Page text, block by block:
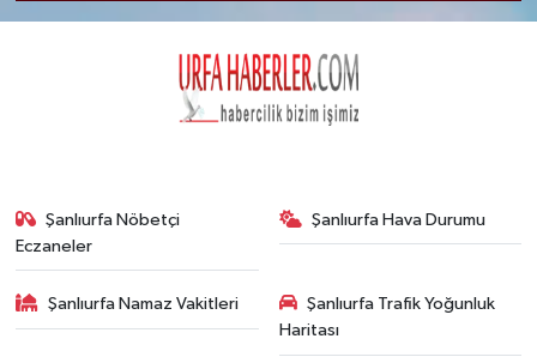
Şanlıurfa Nöbetçi
Eczaneler
Şanlıurfa Hava Durumu
Şanlıurfa Namaz Vakitleri
Şanlıurfa Trafik Yoğunluk
Haritası